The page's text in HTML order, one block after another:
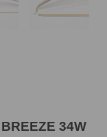
34W